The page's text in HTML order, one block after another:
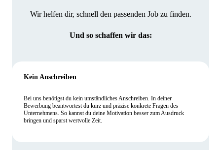
Wir helfen dir, schnell den passenden Job zu finden.
Und so schaffen wir das:
Kein Anschreiben
Bei uns benötigst du kein umständliches Anschreiben. In deiner
Bewerbung beantwortest du kurz und präzise konkrete Fragen des
Unternehmens. So kannst du deine Motivation besser zum Ausdruck
bringen und sparst wertvolle Zeit.